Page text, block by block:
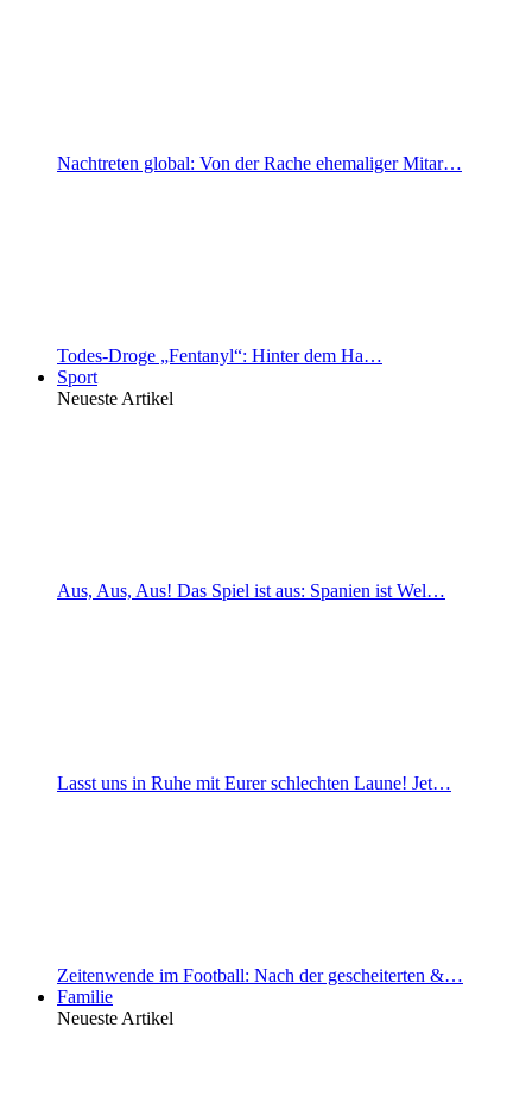
Nachtreten global: Von der Rache ehemaliger Mitar…
Todes-Droge „Fentanyl“: Hinter dem Ha…
Sport
Neueste Artikel
Aus, Aus, Aus! Das Spiel ist aus: Spanien ist Wel…
Lasst uns in Ruhe mit Eurer schlechten Laune! Jet…
Zeitenwende im Football: Nach der gescheiterten &…
Familie
Neueste Artikel